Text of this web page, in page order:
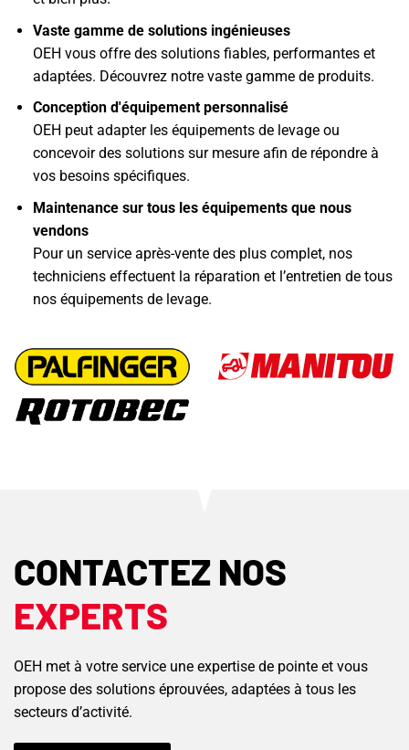
Vaste gamme de solutions ingénieuses
OEH vous offre des solutions fiables, performantes et
adaptées. Découvrez notre vaste gamme de produits.
Conception d'équipement personnalisé
OEH peut adapter les équipements de levage ou
concevoir des solutions sur mesure afin de répondre à
vos besoins spécifiques.
Maintenance sur tous les équipements que nous
vendons
Pour un service après-vente des plus complet, nos
techniciens effectuent la réparation et l’entretien de tous
nos équipements de levage.
CONTACTEZ NOS
EXPERTS
OEH met à votre service une expertise de pointe et vous
propose des solutions éprouvées, adaptées à tous les
secteurs d’activité.